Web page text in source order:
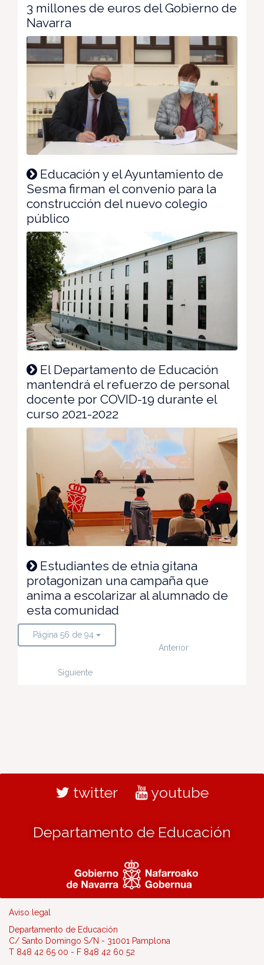
3 millones de euros del Gobierno de
Navarra
Educación y el Ayuntamiento de
Sesma firman el convenio para la
construcción del nuevo colegio
público
El Departamento de Educación
mantendrá el refuerzo de personal
docente por COVID-19 durante el
curso 2021-2022
Estudiantes de etnia gitana
protagonizan una campaña que
anima a escolarizar al alumnado de
esta comunidad
Página 56 de 94
Anterior
Siguiente
twitter youtube
Departamento de Educación
Aviso legal
Departamento de Educación
C/ Santo Domingo S/N - 31001 Pamplona
T 848 42 65 00 - F 848 42 60 52